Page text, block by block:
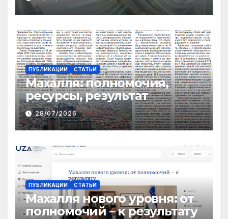
ТРАНСФЕРТОВ
ПУБЛИКАЦИИ СТАТЬИ
Махалля:полномочия,
ресурсы, результат
28/07/2026
ПУБЛИКАЦИИ СТАТЬИ
Махалля нового уровня: от
полномочий – к результату